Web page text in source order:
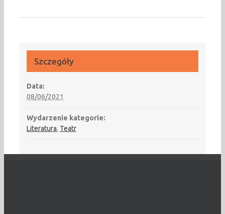
Szczegóły
Data:
08/06/2021
Wydarzenie kategorie:
Literatura, Teatr